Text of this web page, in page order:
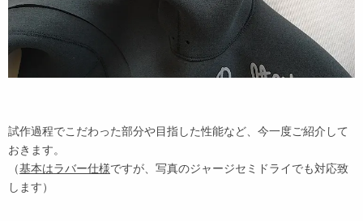
試作過程でこだわった部分や目指した性能など、今一度ご紹介して
おきます。
（基本はラバー仕様ですが、写真のジャージセミドライでも対応致
します）